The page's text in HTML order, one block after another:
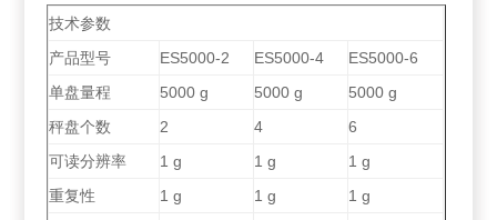
技术参数
产品型号
ES5000-2 ES5000-4
ES5000-6
单盘量程
5000 g 5000 g
5000 g
秤盘个数
2 4
6
可读分辨率
1 g 1 g
1 g
重复性
1 g 1 g
1 g